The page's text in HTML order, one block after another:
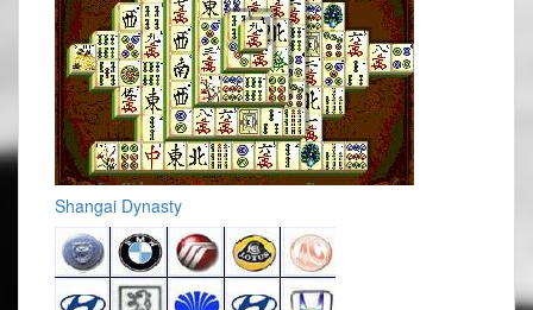
Shangai Dynasty